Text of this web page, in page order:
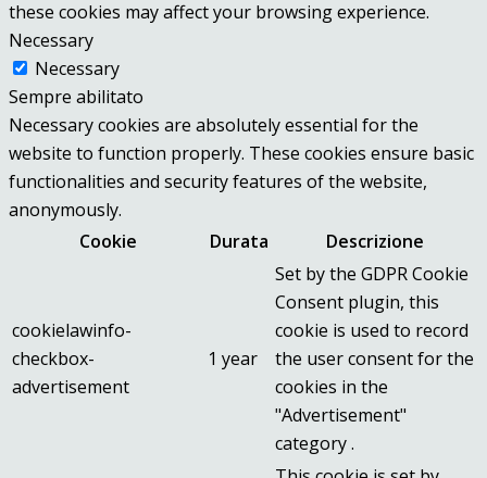
these cookies may affect your browsing experience.
Necessary
Necessary
Sempre abilitato
Necessary cookies are absolutely essential for the
website to function properly. These cookies ensure basic
functionalities and security features of the website,
anonymously.
Cookie
Durata Descrizione
cookielawinfo-
checkbox-
advertisement
1 year
Set by the GDPR Cookie
Consent plugin, this
cookie is used to record
the user consent for the
cookies in the
"Advertisement"
category .